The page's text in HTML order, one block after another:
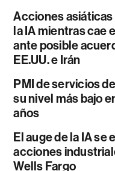
Acciones asiáticas
la IA mientras cae
ante posible
EE.UU. e Irán
PMI de servicios
su nivel más bajo
años
El auge de la IA se
acciones
Wells Fargo